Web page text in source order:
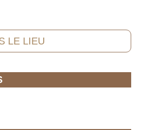
LE LIEU